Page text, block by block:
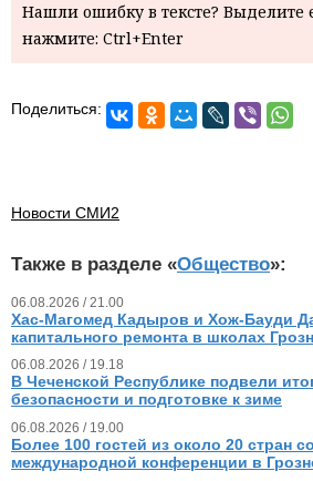
Нашли ошибку в тексте?
нажмите: Ctrl+Enter
Поделиться:
Новости СМИ2
Также в разделе «Общество»:
06.08.2026 / 21.00
Хас-Магомед Кадыров и Хож-Бауди
капитального ремонта в школах
06.08.2026 / 19.18
В Чеченской Республике подвели
безопасности и подготовке к зиме
06.08.2026 / 19.00
Более 100 гостей из около 20 стран
международной конференции в